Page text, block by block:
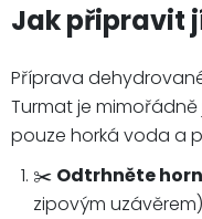
Jak připravit
Příprava dehydrované
Turmat je
pouze horká voda a
✂️ Odtrhněte
zipovým